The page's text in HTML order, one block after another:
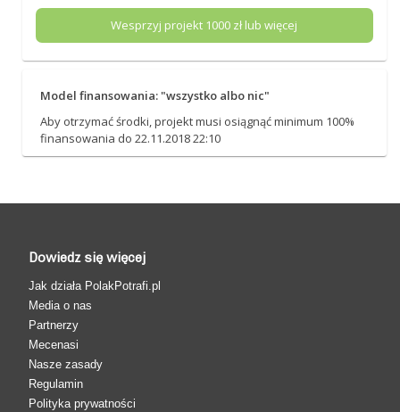
Wesprzyj projekt 1000 zł lub więcej
Model finansowania: "wszystko albo nic"
Aby otrzymać środki, projekt musi osiągnąć minimum 100%
finansowania do 22.11.2018 22:10
Dowiedz się więcej
Jak działa PolakPotrafi.pl
Media o nas
Partnerzy
Mecenasi
Nasze zasady
Regulamin
Polityka prywatności